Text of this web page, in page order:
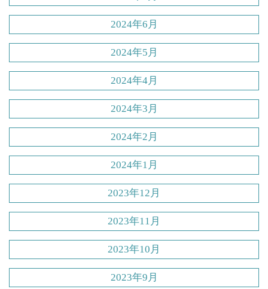
2024年6月
2024年5月
2024年4月
2024年3月
2024年2月
2024年1月
2023年12月
2023年11月
2023年10月
2023年9月